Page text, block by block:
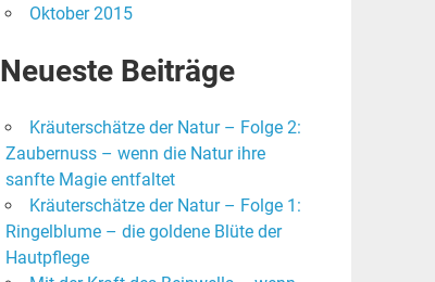
Oktober 2015
Neueste Beiträge
Kräuterschätze der Natur – Folge 2:
Zaubernuss – wenn die Natur ihre
sanfte Magie entfaltet
Kräuterschätze der Natur – Folge 1:
Ringelblume – die goldene Blüte der
Hautpflege